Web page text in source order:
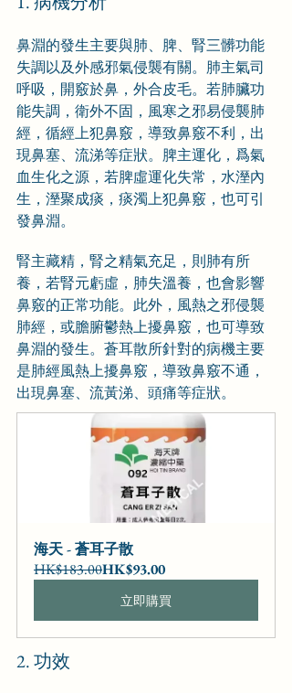
鼻淵的發生主要與肺、脾、腎三髒功能
失調以及外感邪氣侵襲有關。肺主氣司
呼吸，開竅於鼻，外合皮毛。若肺臟功
能失調，衛外不固，風寒之邪易侵襲肺
經，循經上犯鼻竅，導致鼻竅不利，出
現鼻塞、流涕等症狀。脾主運化，爲氣
血生化之源，若脾虛運化失常，水溼內
生，溼聚成痰，痰濁上犯鼻竅，也可引
發鼻淵。
腎主藏精，腎之精氣充足，則肺有所
養，若腎元虧虛，肺失溫養，也會影響
鼻竅的正常功能。此外，風熱之邪侵襲
肺經，或膽腑鬱熱上擾鼻竅，也可導致
鼻淵的發生。蒼耳散所針對的病機主要
是肺經風熱上擾鼻竅，導致鼻竅不通，
出現鼻塞、流黃涕、頭痛等症狀。
海天 - 蒼耳子散
HK$183.00HK$93.00
立即購買
2. 功效